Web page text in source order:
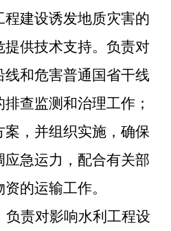
建设诱发地质灾害的
供技术支持。负责对
和危害普通国省干线
查监测和治理工作；
，并组织实施，确保
急运力，配合有关部
的运输工作。
负责对影响水利工程设